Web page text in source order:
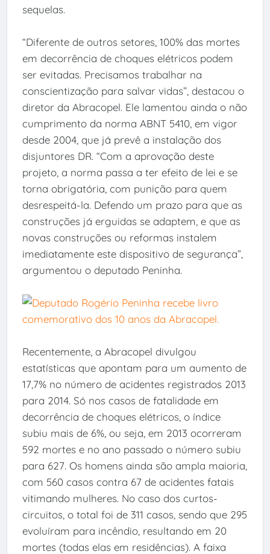
sequelas.
“Diferente de outros setores, 100% das mortes
em decorrência de choques elétricos podem
ser evitadas. Precisamos trabalhar na
conscientização para salvar vidas”, destacou o
diretor da Abracopel. Ele lamentou ainda o não
cumprimento da norma ABNT 5410, em vigor
desde 2004, que já prevê a instalação dos
disjuntores DR. “Com a aprovação deste
projeto, a norma passa a ter efeito de lei e se
torna obrigatória, com punição para quem
desrespeitá-la. Defendo um prazo para que as
construções já erguidas se adaptem, e que as
novas construções ou reformas instalem
imediatamente este dispositivo de segurança”,
argumentou o deputado Peninha.
Recentemente, a Abracopel divulgou
estatísticas que apontam para um aumento de
17,7% no número de acidentes registrados 2013
para 2014. Só nos casos de fatalidade em
decorrência de choques elétricos, o índice
subiu mais de 6%, ou seja, em 2013 ocorreram
592 mortes e no ano passado o número subiu
para 627. Os homens ainda são ampla maioria,
com 560 casos contra 67 de acidentes fatais
vitimando mulheres. No caso dos curtos-
circuitos, o total foi de 311 casos, sendo que 295
evoluíram para incêndio, resultando em 20
mortes (todas elas em residências). A faixa